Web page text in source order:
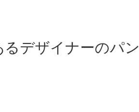
デザイナーのパン